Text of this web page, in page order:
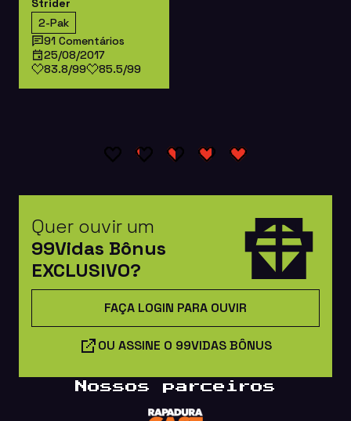
Strider
2-Pak
91 Comentários
25/08/2017
83.8/99
85.5/99
Quer ouvir um
99Vidas Bônus
EXCLUSIVO?
FAÇA LOGIN PARA OUVIR
OU ASSINE O 99VIDAS BÔNUS
Nossos parceiros